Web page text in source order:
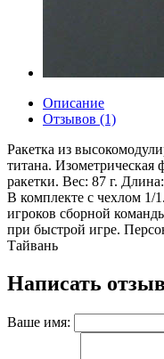
Описание
Отзывов (1)
Ракетка из
титана. Изометрическая
ракетки. Вес: 87 г.
В комплекте с чехлом 1/
игроков сборной
при быстрой игре.
Тайвань
Написать
Ваше имя: